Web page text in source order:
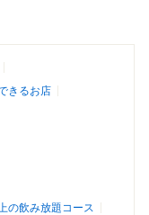
きるお店
の飲み放題コース